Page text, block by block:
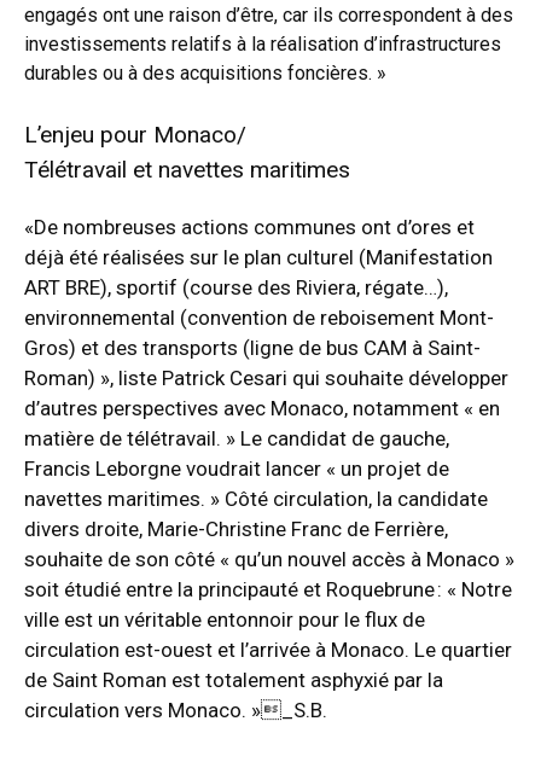
engagés ont une raison d’être, car ils correspondent à des
investissements relatifs à la réalisation d’infrastructures
durables ou à des acquisitions foncières. »
L’enjeu pour Monaco/
Télétravail et navettes maritimes
«De nombreuses actions communes ont d’ores et
déjà été réalisées sur le plan culturel (Manifestation
ART BRE), sportif (course des Riviera, régate…),
environnemental (convention de reboisement Mont-
Gros) et des transports (ligne de bus CAM à Saint-
Roman) », liste Patrick Cesari qui souhaite développer
d’autres perspectives avec Monaco, notamment « en
matière de télétravail. » Le candidat de gauche,
Francis Leborgne voudrait lancer « un projet de
navettes maritimes. » Côté circulation, la candidate
divers droite, Marie-Christine Franc de Ferrière,
souhaite de son côté « qu’un nouvel accès à Monaco »
soit étudié entre la principauté et Roquebrune : « Notre
ville est un véritable entonnoir pour le flux de
circulation est-ouest et l’arrivée à Monaco. Le quartier
de Saint Roman est totalement asphyxié par la
circulation vers Monaco. »_S.B.